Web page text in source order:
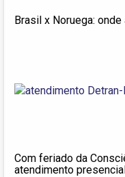
Brasil x Noruega:
Com feriado da
atendimento